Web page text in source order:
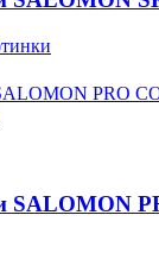
SALOMON